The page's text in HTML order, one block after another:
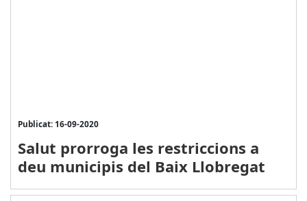
Publicat: 16-09-2020
Salut prorroga les restriccions a
deu municipis del Baix Llobregat